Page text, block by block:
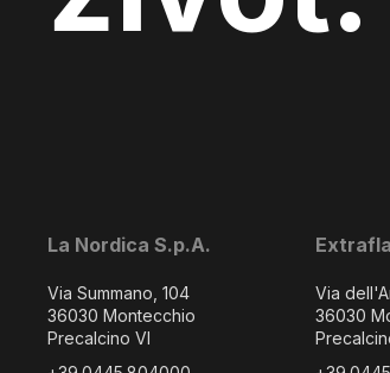
La Nordica S.p.A.
Via Summano, 104
36030 Montecchio
Precalcino VI
Via
36030